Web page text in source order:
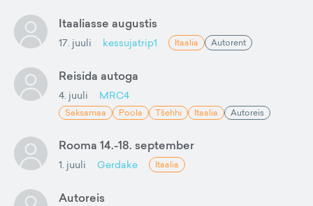
Itaaliasse augustis
17. juuli kessujatrip1 Itaalia Autorent
Reisida autoga
4. juuli MRC4
Saksamaa Poola Tšehhi Itaalia Autoreis
Rooma 14.-18. september
1. juuli Gerdake Itaalia
Autoreis